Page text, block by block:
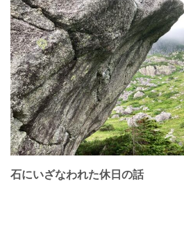
石にいざなわれた休日の話